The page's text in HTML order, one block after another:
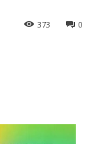
0
373